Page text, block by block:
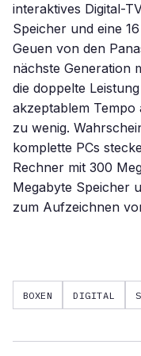
interaktives Digital-
Speicher und eine
Geuen von den
nächste Generation
die doppelte
akzeptablem
zu wenig.
komplette PCs
Rechner mit 300
Megabyte Speicher
zum Aufzeichnen
BOXEN DIGITAL